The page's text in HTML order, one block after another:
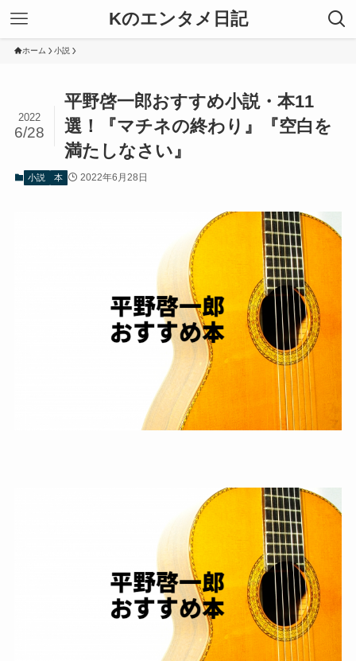
Kのエンタメ日記
ホーム 小説
平野啓一郎おすすめ小説・本11
選！『マチネの終わり』『空白を
満たしなさい』
2022
6/28
小説 本 2022年6月28日